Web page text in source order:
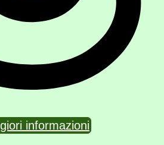
informazioni